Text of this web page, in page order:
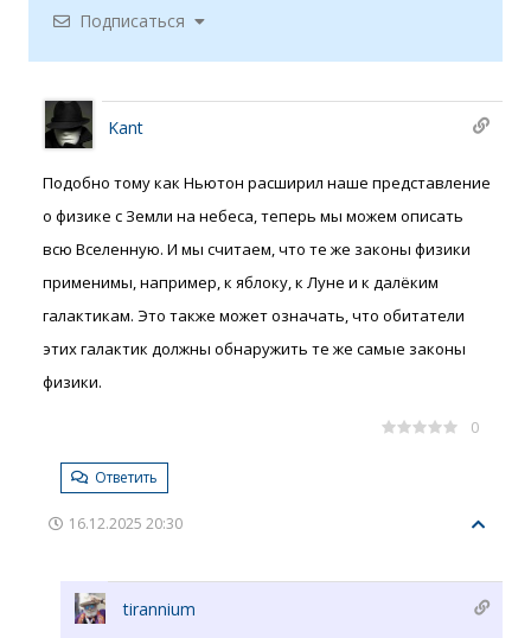
Подписаться
Kant
Подобно тому как Ньютон расширил наше представление
о физике с Земли на небеса, теперь мы можем описать
всю Вселенную. И мы считаем, что те же законы физики
применимы, например, к яблоку, к Луне и к далёким
галактикам. Это также может означать, что обитатели
этих галактик должны обнаружить те же самые законы
физики.
0
Ответить
16.12.2025 20:30
tirannium